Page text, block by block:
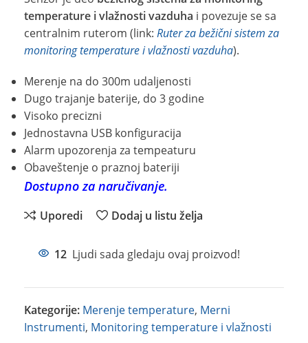
temperature i vlažnosti vazduha i povezuje se sa
centralnim ruterom (link: Ruter za bežični sistem za
monitoring temperature i vlažnosti vazduha).
Merenje na do 300m udaljenosti
Dugo trajanje baterije, do 3 godine
Visoko precizni
Jednostavna USB konfiguracija
Alarm upozorenja za tempeaturu
Obaveštenje o praznoj bateriji
Dostupno za naručivanje.
Uporedi Dodaj u listu želja
12 Ljudi sada gledaju ovaj proizvod!
Kategorije: Merenje temperature, Merni
Instrumenti, Monitoring temperature i vlažnosti